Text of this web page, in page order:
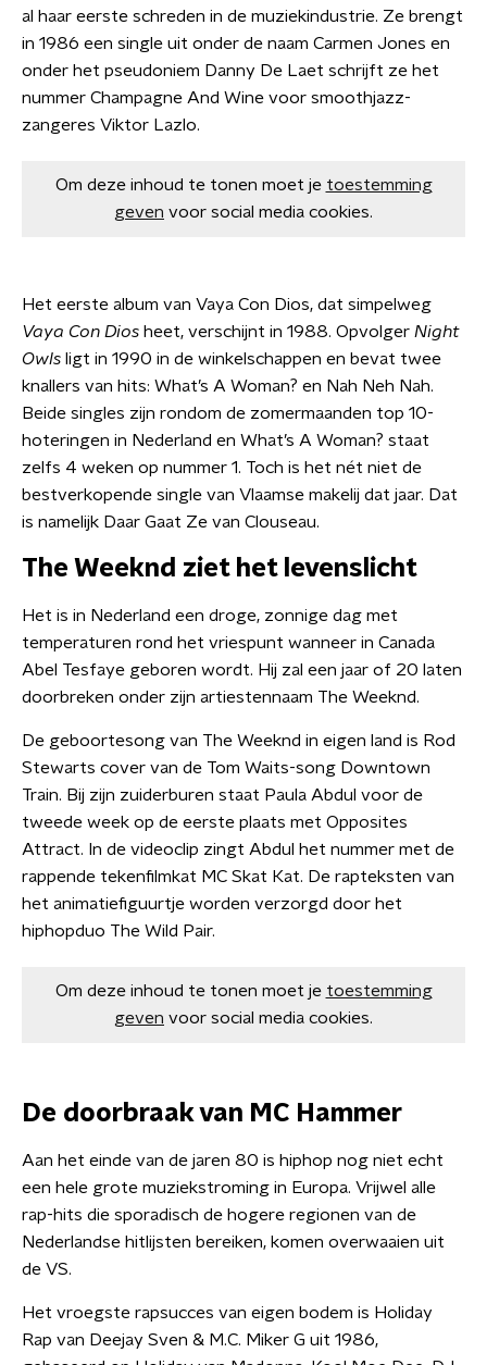
al haar eerste schreden in de muziekindustrie. Ze brengt
in 1986 een single uit onder de naam Carmen Jones en
onder het pseudoniem Danny De Laet schrijft ze het
nummer Champagne And Wine voor smoothjazz-
zangeres Viktor Lazlo.
Om deze inhoud te tonen moet je toestemming
geven voor social media cookies.
Het eerste album van Vaya Con Dios, dat simpelweg
Vaya Con Dios heet, verschijnt in 1988. Opvolger Night
Owls ligt in 1990 in de winkelschappen en bevat twee
knallers van hits: What’s A Woman? en Nah Neh Nah.
Beide singles zijn rondom de zomermaanden top 10-
hoteringen in Nederland en What’s A Woman? staat
zelfs 4 weken op nummer 1. Toch is het nét niet de
bestverkopende single van Vlaamse makelij dat jaar. Dat
is namelijk Daar Gaat Ze van Clouseau.
The Weeknd ziet het levenslicht
Het is in Nederland een droge, zonnige dag met
temperaturen rond het vriespunt wanneer in Canada
Abel Tesfaye geboren wordt. Hij zal een jaar of 20 laten
doorbreken onder zijn artiestennaam The Weeknd.
De geboortesong van The Weeknd in eigen land is Rod
Stewarts cover van de Tom Waits-song Downtown
Train. Bij zijn zuiderburen staat Paula Abdul voor de
tweede week op de eerste plaats met Opposites
Attract. In de videoclip zingt Abdul het nummer met de
rappende tekenfilmkat MC Skat Kat. De rapteksten van
het animatiefiguurtje worden verzorgd door het
hiphopduo The Wild Pair.
Om deze inhoud te tonen moet je toestemming
geven voor social media cookies.
De doorbraak van MC Hammer
Aan het einde van de jaren 80 is hiphop nog niet echt
een hele grote muziekstroming in Europa. Vrijwel alle
rap-hits die sporadisch de hogere regionen van de
Nederlandse hitlijsten bereiken, komen overwaaien uit
de VS.
Het vroegste rapsucces van eigen bodem is Holiday
Rap van Deejay Sven & M.C. Miker G uit 1986,